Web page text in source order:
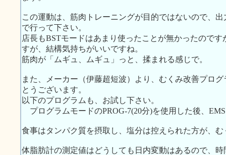
この運動は、筋肉トレーニングが目的ではないので、
で行って下さい。
店長もBSTモードはあまり使ったことが無かったので
すが、結構気持ちがいいですね。
筋肉が「ムギュ、ムギュ」っと、揉まれる感じで。
また、メーカー（伊藤超短波）より、むくみ改善プロ
とうございます。
以下のプログラムも、お試し下さい。
プログラムモードのPROG-7(20分)を使用した後、
食事はタンパク質を摂取し、塩分は控えられた方が、
体脂肪計の測定値はどうしても日内変動はあるので、